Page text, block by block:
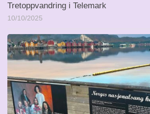
Tretoppvandring i Telemark
10/10/2025